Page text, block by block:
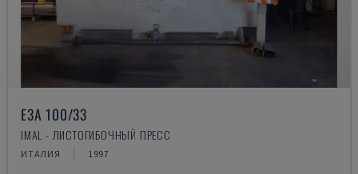
E3A 100/33
IMAL - ЛИСТОГИБОЧНЫЙ ПРЕСС
ИТАЛИЯ 1997